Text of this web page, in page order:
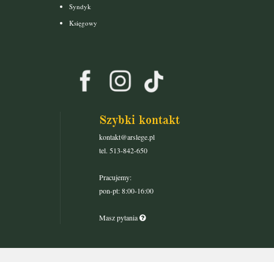
Syndyk
Księgowy
Szybki kontakt
kontakt@arslege.pl
tel. 513-842-650
Pracujemy:
pon-pt: 8:00-16:00
Masz pytania